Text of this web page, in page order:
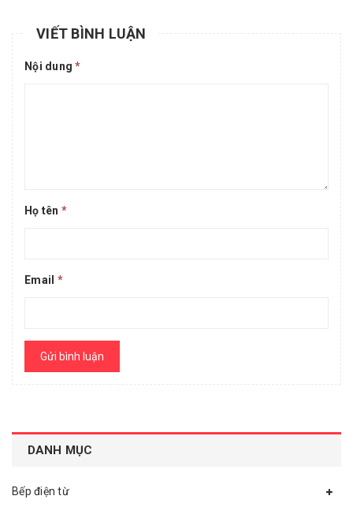
VIẾT BÌNH LUẬN
Nội dung*
Họ tên *
Email *
Gửi bình luận
DANH MỤC
Bếp điện từ